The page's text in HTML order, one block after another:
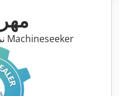
نمایندگان فروش مورد تأیید Machineseeker